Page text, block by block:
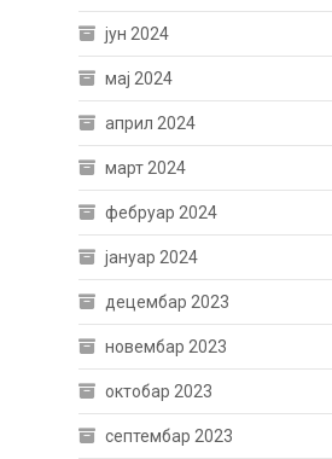
јун 2024
мај 2024
април 2024
март 2024
фебруар 2024
јануар 2024
децембар 2023
новембар 2023
октобар 2023
септембар 2023